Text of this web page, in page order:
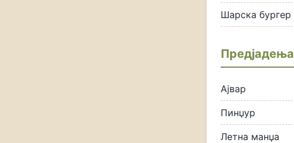
Шарска бургер
Предјадења
Ајвар
Пинџур
Летна манџа